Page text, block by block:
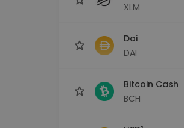
XLM
Dai
DAI
Bitcoin Cash
BCH